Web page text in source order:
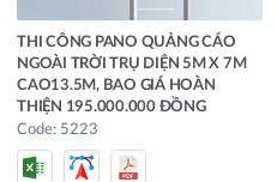
THI CÔNG PANO QUẢNG CÁO
NGOÀI TRỜI TRỤ DIỆN 5M X 7M
CAO13.5M, BAO GIÁ HOÀN
THIỆN 195.000.000 ĐỒNG
Code: 5223